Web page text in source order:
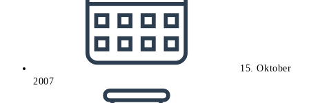
15. Oktober
2007